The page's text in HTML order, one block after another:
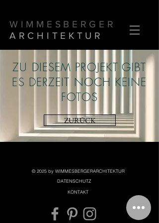
WIMMESBERGER
ARCHITEKTUR
ZU DIESEM PROJEKT GIBT
ES DERZEIT NOCH KEINE
FOTOS
ZURÜCK
© 2025 by WIMMESBERGERARCHITEKTUR
DATENSCHUTZ
KONTAKT